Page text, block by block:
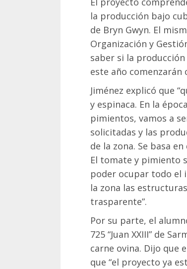
la producción bajo
de Bryn Gwyn. El
Organización y
saber si la
este año comenzarán
Jiménez explicó que
y espinaca. En la
pimientos, vamos a
solicitadas y las
de la zona. Se basa
El tomate y pimiento
poder ocupar todo el
la zona las
trasparente”.
Por su parte, el
725 “Juan XXIII” de
carne ovina. Dijo que
que “el proyecto ya